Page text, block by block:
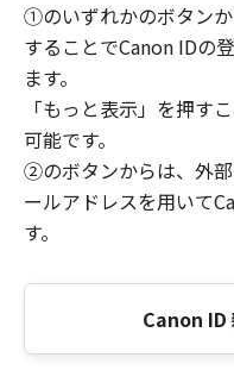
①のいずれかのボタン
することでCanon IDの
ます。
「もっと表示」を押す
可能です。
②のボタンからは、外
ールアドレスを用いて
す。
Canon ID